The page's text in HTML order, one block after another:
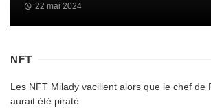
22 mai 2024
NFT
Les NFT Milady vacillent alors que le chef de
aurait été piraté